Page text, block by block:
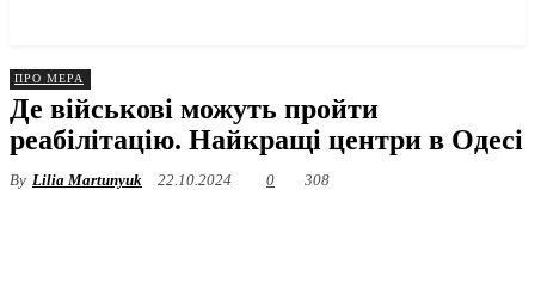
ПРО МЕРА
Де військові можуть пройти
реабілітацію. Найкращі центри в Одесі
By Lilia Martunyuk 22.10.2024 0 308